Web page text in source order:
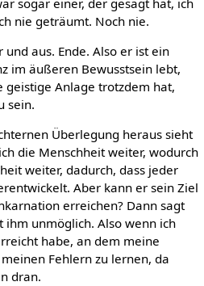
sogar einer, der gesagt hat, ich
nie geträumt. Noch nie.
aus. Ende. Also er ist ein
im äußeren Bewusstsein lebt,
geistige Anlage trotzdem hat,
sein.
Überlegung heraus sieht
die Menschheit weiter, wodurch
weiter, dadurch, dass jeder
Aber kann er sein Ziel
erreichen? Dann sagt
ihm unmöglich. Also wenn ich
habe, an dem meine
Fehlern zu lernen, da
dran.